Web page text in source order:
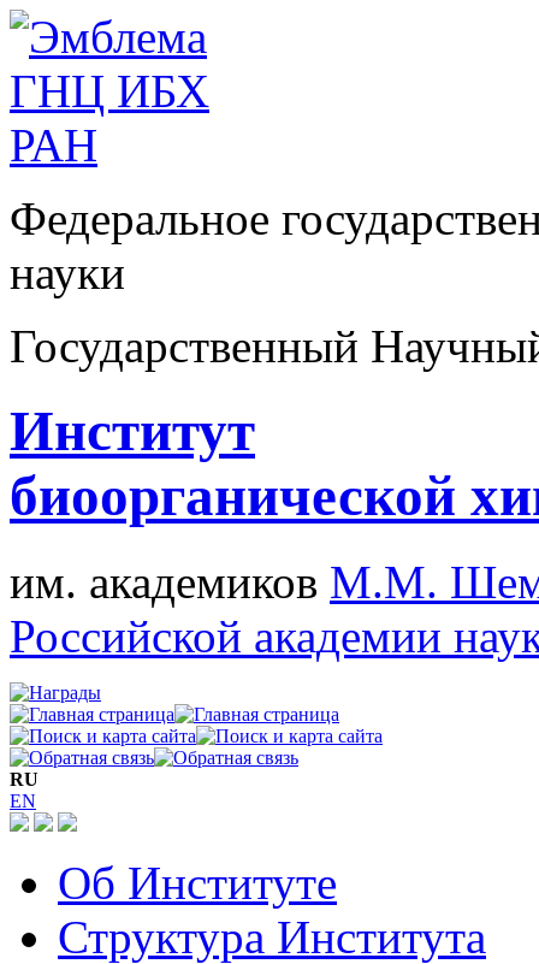
Федеральное
науки
Государственный
Институт
биоорганической
им. академиков М.М.
Российской академии
RU
EN
Об Институте
Структура Института